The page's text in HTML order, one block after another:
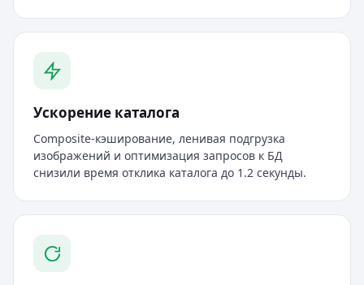
Ускорение каталога
Composite-кэширование, ленивая подгрузка
изображений и оптимизация запросов к БД
снизили время отклика каталога до 1.2 секунды.